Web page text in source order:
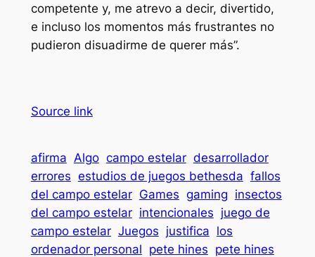
competente y, me atrevo a decir, divertido,
e incluso los momentos más frustrantes no
pudieron disuadirme de querer más”.
Source link
afirma Algo campo estelar desarrollador
errores estudios de juegos bethesda fallos
del campo estelar Games gaming insectos
del campo estelar intencionales juego de
campo estelar Juegos justifica los
ordenador personal pete hines pete hines